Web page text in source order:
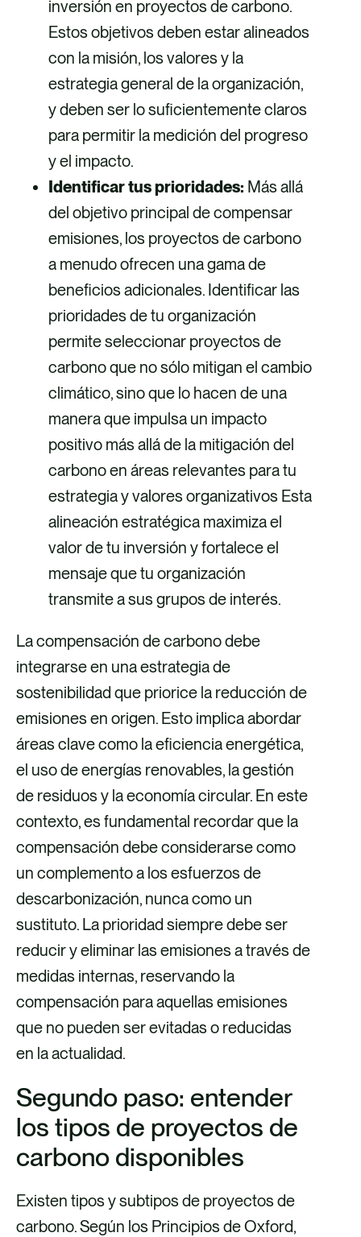
inversión en proyectos de carbono.
Estos objetivos deben estar alineados
con la misión, los valores y la
estrategia general de la organización,
y deben ser lo suficientemente claros
para permitir la medición del progreso
y el impacto.
Identificar tus prioridades: Más allá
del objetivo principal de compensar
emisiones, los proyectos de carbono
a menudo ofrecen una gama de
beneficios adicionales. Identificar las
prioridades de tu organización
permite seleccionar proyectos de
carbono que no sólo mitigan el cambio
climático, sino que lo hacen de una
manera que impulsa un impacto
positivo más allá de la mitigación del
carbono en áreas relevantes para tu
estrategia y valores organizativos Esta
alineación estratégica maximiza el
valor de tu inversión y fortalece el
mensaje que tu organización
transmite a sus grupos de interés.
La compensación de carbono debe
integrarse en una estrategia de
sostenibilidad que priorice la reducción de
emisiones en origen. Esto implica abordar
áreas clave como la eficiencia energética,
el uso de energías renovables, la gestión
de residuos y la economía circular. En este
contexto, es fundamental recordar que la
compensación debe considerarse como
un complemento a los esfuerzos de
descarbonización, nunca como un
sustituto. La prioridad siempre debe ser
reducir y eliminar las emisiones a través de
medidas internas, reservando la
compensación para aquellas emisiones
que no pueden ser evitadas o reducidas
en la actualidad.
Segundo paso: entender
los tipos de proyectos de
carbono disponibles
Existen tipos y subtipos de proyectos de
carbono. Según los Principios de Oxford,